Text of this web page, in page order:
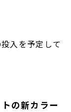
入を予定して
の新カラー